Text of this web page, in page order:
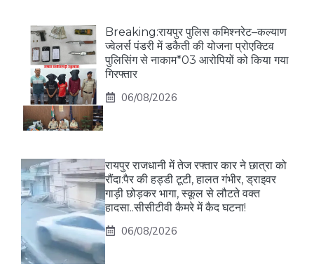
Breaking:रायपुर पुलिस कमिश्नरेट–कल्याण
ज्वेलर्स पंडरी में डकैती की योजना प्रोएक्टिव
पुलिसिंग से नाकाम*03 आरोपियों को किया गया
गिरफ्तार
06/08/2026
रायपुर राजधानी में तेज रफ्तार कार ने छात्रा को
रौंदा:पैर की हड्डी टूटी, हालत गंभीर, ड्राइवर
गाड़ी छोड़कर भागा, स्कूल से लौटते वक्त
हादसा..सीसीटीवी कैमरे में कैद घटना!
06/08/2026